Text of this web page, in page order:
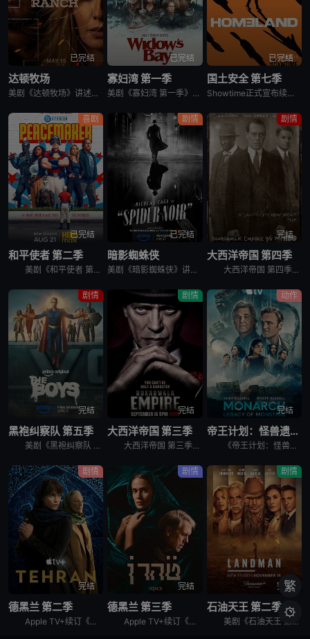
已完结
达顿牧场
美剧《达顿牧场》讲述了，抛开《黄石》时期经历的阴影，Beth和Rip努力共筑未来，但他们遭遇了残酷的新现实，以及一家不择手段、只为保住自己帝国的无情敌对牧场。在南得克萨斯州，血脉之深远胜于一切，宽恕转
已完结
寡妇湾 第一季
美剧《寡妇湾 第一季》讲述了，新英格兰外海40英里处的寡妇湾，终年被迷雾笼罩。这里流传着百年前的海难传说，所有出海的渔民葬身深海，只留下满岛寡妇与一道血色诅咒。新任市长汤姆·洛夫蒂斯决心振兴衰败的小镇
已完结
国土安全 第七季
Showtime正式宣布续订《国土安全》第7季。
喜剧
已完结
和平使者 第二季
美剧《和平使者 第二季》英文名为：Peacemaker Season 2。和平使者的正义联盟面试似乎不太顺利，同时他和朋友们面对着天眼局的威胁，必须比以往更加团结。
剧情
已完结
暗影蜘蛛侠
美剧《暗影蜘蛛侠》讲述了，私家侦探本·莱利接下了几个看似简单的案子…结果却被黑帮、怪物和一个神秘的蛇蝎美人卷入一张阴谋之网，使他不得不再度面对自己曾经的身份：纽约唯一的超级英雄&quot;蜘蛛&quo
剧情
完结
大西洋帝国 第四季
大西洋帝国 第四季英文名为Boardwalk Empire Season 4，在第三季播出三集后，《大西洋帝国 Boardwalk Empire》得到了HBO台新季即第四季的预订。 &nbsp;
剧情
完结
黑袍纠察队 第五季
美剧《黑袍纠察队 第五季》讲述了，这是祖国人的世界，完全受制于他反复无常、自大狂妄的意志。休伊、母乳和法兰奇被囚禁在一个“自由营”里。星光努力组织抵抗，对抗压倒性的超级英雄力量。喜美子下落不明。但
剧情
完结
大西洋帝国 第三季
大西洋帝国 第三季英文名为Boardwalk Empire Season 3，屡获殊荣的《大西洋帝国》（Boardwalk Empire）第三季将于北京时间9月17日播出，本季为12集。 &nbs
动作
完结
帝王计划：怪兽遗产 第二季
《帝王计划：怪兽遗产 第二季》讲述了，泰坦X并非普通的怪兽，它本身就是一场活生生的灾难。当它巨大的、散发着生物光辉的身躯冲破海面时，整个世界仿佛都屏住了呼吸。在第二季中，泰坦X成为了谜团的核心——
剧情
完结
德黑兰 第二季
Apple TV+续订《德黑兰》第二季。
剧情
完结
德黑兰 第三季
Apple TV+续订《德黑兰》第三季，休·劳瑞加盟。
剧情
完结
石油天王 第二季
美剧《石油天王 第二季》，Paramount+续订第二季。
繁
